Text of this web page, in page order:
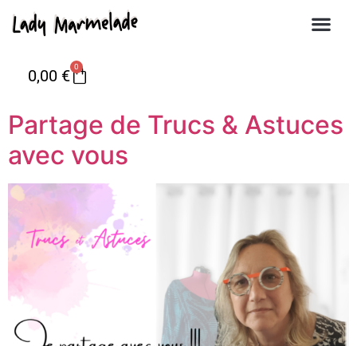
0,00 € 0
Partage de Trucs & Astuces
avec vous